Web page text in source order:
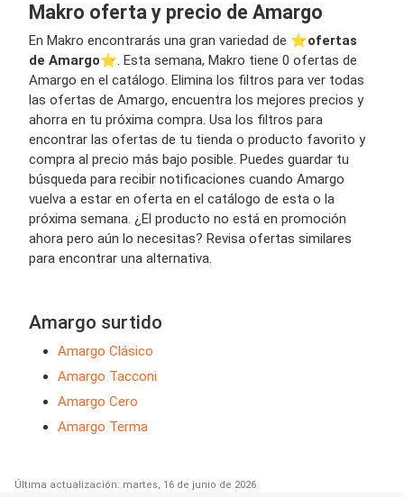
Makro oferta y precio de Amargo
En Makro encontrarás una gran variedad de ⭐️ofertas
de Amargo⭐️. Esta semana, Makro tiene 0 ofertas de
Amargo en el catálogo. Elimina los filtros para ver todas
las ofertas de Amargo, encuentra los mejores precios y
ahorra en tu próxima compra. Usa los filtros para
encontrar las ofertas de tu tienda o producto favorito y
compra al precio más bajo posible. Puedes guardar tu
búsqueda para recibir notificaciones cuando Amargo
vuelva a estar en oferta en el catálogo de esta o la
próxima semana. ¿El producto no está en promoción
ahora pero aún lo necesitas? Revisa ofertas similares
para encontrar una alternativa.
Amargo surtido
Amargo Clásico
Amargo Tacconi
Amargo Cero
Amargo Terma
Última actualización: martes, 16 de junio de 2026